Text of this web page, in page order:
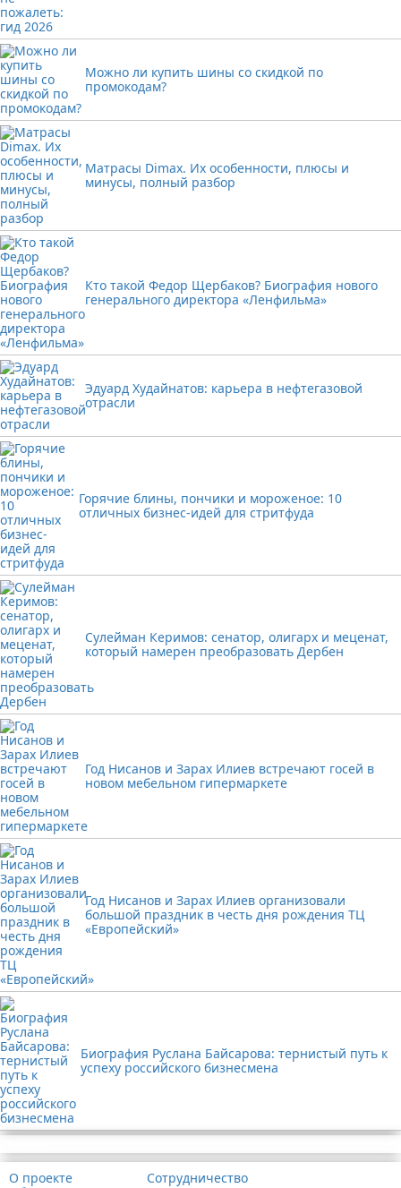
Можно ли купить шины со скидкой по
промокодам?
Матрасы Dimax. Их особенности, плюсы и
минусы, полный разбор
Кто такой Федор Щербаков? Биография нового
генерального директора «Ленфильма»
Эдуард Худайнатов: карьера в нефтегазовой
отрасли
Горячие блины, пончики и мороженое: 10
отличных бизнес-идей для стритфуда
Сулейман Керимов: сенатор, олигарх и меценат,
который намерен преобразовать Дербен
Год Нисанов и Зарах Илиев встречают госей в
новом мебельном гипермаркете
Год Нисанов и Зарах Илиев организовали
большой праздник в честь дня рождения ТЦ
«Европейский»
Биография Руслана Байсарова: тернистый путь к
успеху российского бизнесмена
О проекте
Сотрудничество